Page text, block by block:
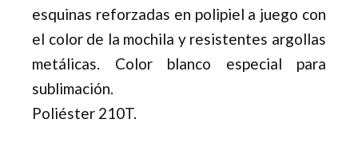
esquinas reforzadas en polipiel a juego con
el color de la mochila y resistentes argollas
metálicas. Color blanco especial para
sublimación.
Poliéster 210T.